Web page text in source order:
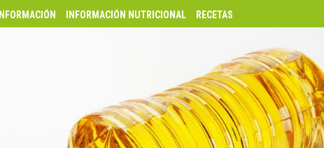
INFORMACIÓN INFORMACIÓN NUTRICIONAL RECETAS